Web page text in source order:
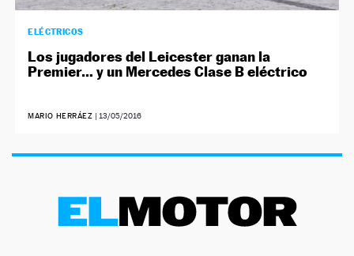
ELÉCTRICOS
Los jugadores del Leicester ganan la
Premier… y un Mercedes Clase B eléctrico
MARIO HERRÁEZ | 13/05/2016